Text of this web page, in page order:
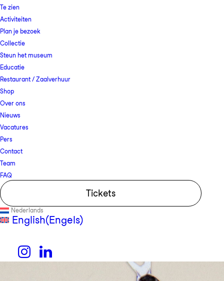
Te zien
Activiteiten
Plan je bezoek
Collectie
Steun het museum
Educatie
Restaurant / Zaalverhuur
Shop
Over ons
Nieuws
Vacatures
Pers
Contact
Team
FAQ
Tickets
Nederlands
English(Engels)